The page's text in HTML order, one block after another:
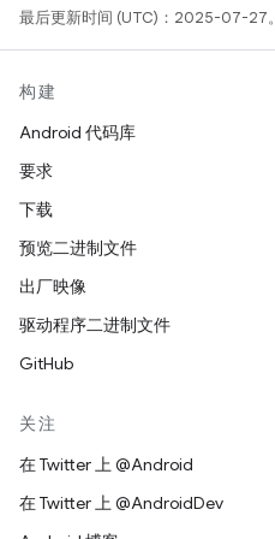
最后更新时间 (UTC)：2025-07-27。
构建
Android 代码库
要求
下载
预览二进制文件
出厂映像
驱动程序二进制文件
GitHub
关注
在 Twitter 上 @Android
在 Twitter 上 @AndroidDev